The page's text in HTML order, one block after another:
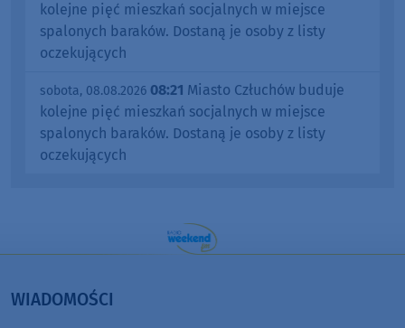
kolejne pięć mieszkań socjalnych w miejsce
spalonych baraków. Dostaną je osoby z listy
oczekujących
sobota, 08.08.2026 08:21 Miasto Człuchów buduje
kolejne pięć mieszkań socjalnych w miejsce
spalonych baraków. Dostaną je osoby z listy
oczekujących
WIADOMOŚCI